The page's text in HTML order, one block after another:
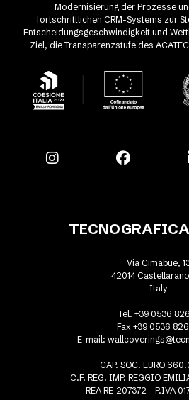
Modernisierung der Prozesse
fortschrittlichen CRM-Systems zur
Entscheidungsgeschwindigkeit und
Ziel, die Transparenzstufe des
Via Cimabue,
42014 Castellarano
Italy
Tel. +39 0536
Fax +39 0536
E-mail:
CAP. SOC. EURO
C.F. REG. IMP. REGGIO
REA RE-207372 - P.IVA